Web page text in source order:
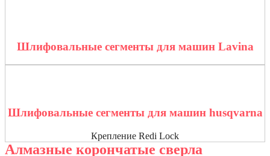
Шлифовальные сегменты для машин Lavina
Шлифовальные сегменты для машин husqvarna
Крепление Redi Lock
Алмазные корончатые сверла